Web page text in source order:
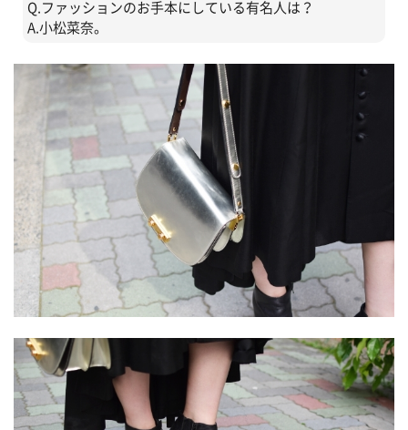
Q.ファッションのお手本にしている有名人は？
A.小松菜奈。